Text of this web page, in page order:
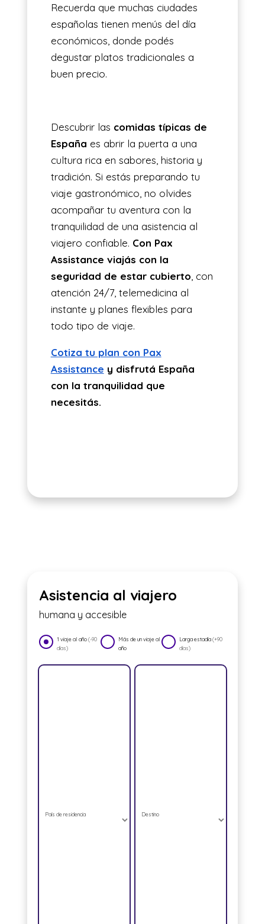
Recuerda que muchas ciudades
españolas tienen menús del día
económicos, donde podés
degustar platos tradicionales a
buen precio.
Descubrir las comidas típicas de
España es abrir la puerta a una
cultura rica en sabores, historia y
tradición. Si estás preparando tu
viaje gastronómico, no olvides
acompañar tu aventura con la
tranquilidad de una asistencia al
viajero confiable. Con Pax
Assistance viajás con la
seguridad de estar cubierto, con
atención 24/7, telemedicina al
instante y planes flexibles para
todo tipo de viaje.
Cotiza tu plan con Pax
Assistance y disfrutá España
con la tranquilidad que
necesitás.
Asistencia al viajero
humana y accesible
1 viaje al año(-90
días)
Más de un viaje al
año
Larga estadía(+90
días)
País de residencia Destino